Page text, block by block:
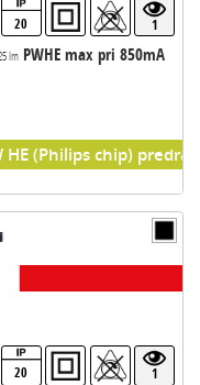
20 1
lmPWHE max pri 850mA
HE (Philips chip)
20 1